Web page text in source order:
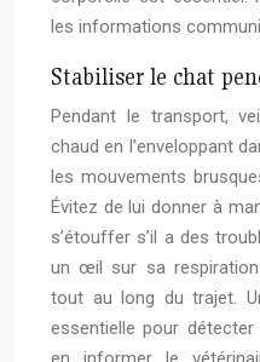
les informations
Stabiliser le chat
Pendant le transport,
chaud en l’enveloppant
les mouvements
Évitez de lui donner à
s’étouffer s’il a des
un œil sur sa
tout au long du trajet.
essentielle pour